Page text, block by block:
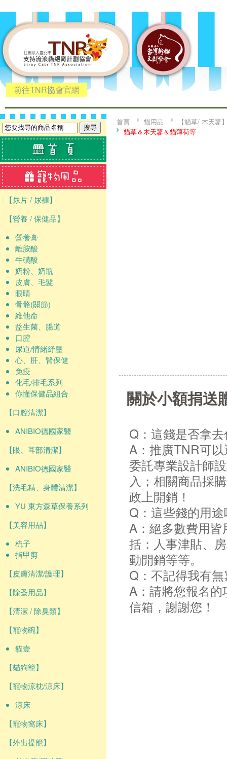
前往TNR協會官網
【尿片 / 尿褲】
【營養 / 保健品】
營養膏
離胺酸
牛磺酸
奶粉、奶瓶
皮膚、毛髮
眼睛
骨骼(關節)
維他命
益生菌、腸道
口腔
尿道/情緒紓壓
心、肝、腎保健
免疫
化毛/排毛系列
你懂保健品組合
【口腔清潔】
ANIBIO德國家醫
【眼、耳部清潔】
ANIBIO德國家醫
【洗毛精、身體清潔】
YU 東方森草保養系列
【美容用品】
梳子
指甲剪
【皮膚清潔/護理】
【除蚤用品】
【清潔 / 除臭類】
【寵物碗】
貓壹
【貓狗籠】
【寵物涼枕/涼床】
涼床
【寵物窩床】
【外出提籠】
首頁 貓用品
【貓草/ 木天蓼
貓草＆木天蓼＆貓薄荷等
關於小額捐送
Q：這錢是否拿
A：推廣TNR可
委託專業設計師
入；相關商品採
政上開銷！
Q：這些錢的用
A：絕多數費用
括：人事津貼、
動開銷等等。
Q：不記得我有
A：請將您報名
信箱，謝謝您！